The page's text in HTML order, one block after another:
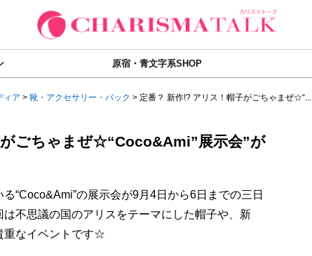
原宿・青文字系SHOP
ィア > 靴・アクセサリー・バック > 定番？ 新作!? アリス！帽子がごちゃまぜ☆“...
ごちゃまぜ☆“Coco&Ami”展示会”が
“Coco&Ami”の展示会が9月4日から6日までの三日
不思議の国のアリスをテーマにした帽子や、新
重なイベントです☆